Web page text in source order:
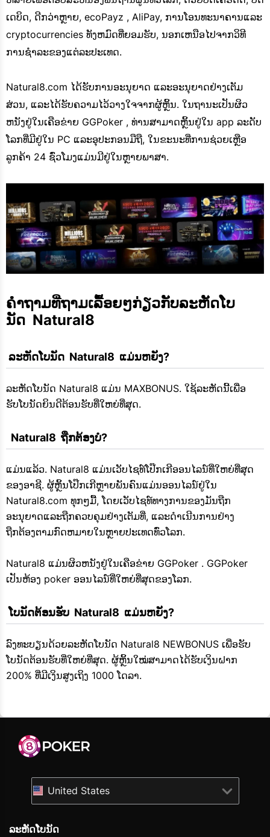
ເດບິດ, ດີກວ່າຫຼາຍ, ecoPayz , AliPay, ການໂອນທະນາຄານແລະ
cryptocurrencies ທັງຫມົດທີ່ຍອມຮັບ, ນອກເຫນືອໄປຈາກວິທີ
ການຊໍາລະຂອງແຕ່ລະປະເທດ.
Natural8.com ໄດ້ຮັບການອະນຸຍາດ ແລະອະນຸຍາດຢ່າງເຕັມ
ສ່ວນ, ແລະໄດ້ຮັບຄວາມໄວ້ວາງໃຈຈາກຜູ້ຫຼິ້ນ. ໃນຖານະເປັນຜິວ
ຫນັງຢູ່ໃນເຄືອຂ່າຍ GGPoker , ທ່ານສາມາດຫຼິ້ນຢູ່ໃນ app ລະດັບ
ໂລກທີ່ມີຢູ່ໃນ PC ແລະອຸປະກອນມືຖື, ໃນຂະນະທີ່ການຊ່ວຍເຫຼືອ
ລູກຄ້າ 24 ຊົ່ວໂມງແມ່ນມີຢູ່ໃນຫຼາຍພາສາ.
ຄຳຖາມທີ່ຖາມເລື້ອຍໆກ່ຽວກັບລະຫັດໂບ
ນັດ  Natural8
ລະຫັດໂບນັດ  Natural8  ແມ່ນຫຍັງ?
ລະຫັດໂບນັດ Natural8 ແມ່ນ MAXBONUS. ໃຊ້ລະຫັດນີ້ເພື່ອ
ຮັບໂບນັດຍິນດີຕ້ອນຮັບທີ່ໃຫຍ່ທີ່ສຸດ.
  Natural8  ຖືກຕ້ອງບໍ?
ແມ່ນແລ້ວ. Natural8 ແມ່ນເວັບໄຊທ໌ໂປ໊ກເກີອອນໄລນ໌ທີ່ໃຫຍ່ທີ່ສຸດ
ຂອງອາຊີ. ຜູ້ຫຼິ້ນໂປ໊ກເກີຫຼາຍພັນຄົນແມ່ນອອນໄລນ໌ຢູ່ໃນ
Natural8.com ທຸກໆມື້, ໂດຍເວັບໄຊທ໌ທາງການຂອງມັນຖືກ
ອະນຸຍາດແລະຖືກຄວບຄຸມຢ່າງເຕັມທີ່, ແລະດໍາເນີນການຢ່າງ
ຖືກຕ້ອງຕາມກົດຫມາຍໃນຫຼາຍປະເທດທົ່ວໂລກ.
Natural8 ແມ່ນຜິວຫນັງຢູ່ໃນເຄືອຂ່າຍ GGPoker . GGPoker
ເປັນຫ້ອງ poker ອອນໄລນ໌ທີ່ໃຫຍ່ທີ່ສຸດຂອງໂລກ.
ໂບນັດຕ້ອນຮັບ  Natural8  ແມ່ນຫຍັງ?
ລົງທະບຽນດ້ວຍລະຫັດໂບນັດ Natural8 NEWBONUS ເພື່ອຮັບ
ໂບນັດຕ້ອນຮັບທີ່ໃຫຍ່ທີ່ສຸດ. ຜູ້ຫຼິ້ນໃໝ່ສາມາດໄດ້ຮັບເງິນຝາກ
200% ທີ່ມີເງິນສູງເຖິງ 1000 ໂດລາ.
ລະຫັດໂບນັດ
United States